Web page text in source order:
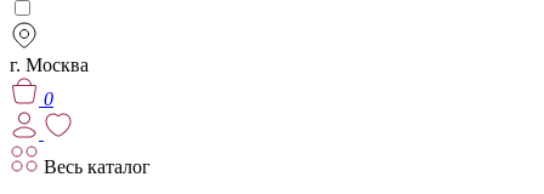
г. Москва
0
Весь каталог